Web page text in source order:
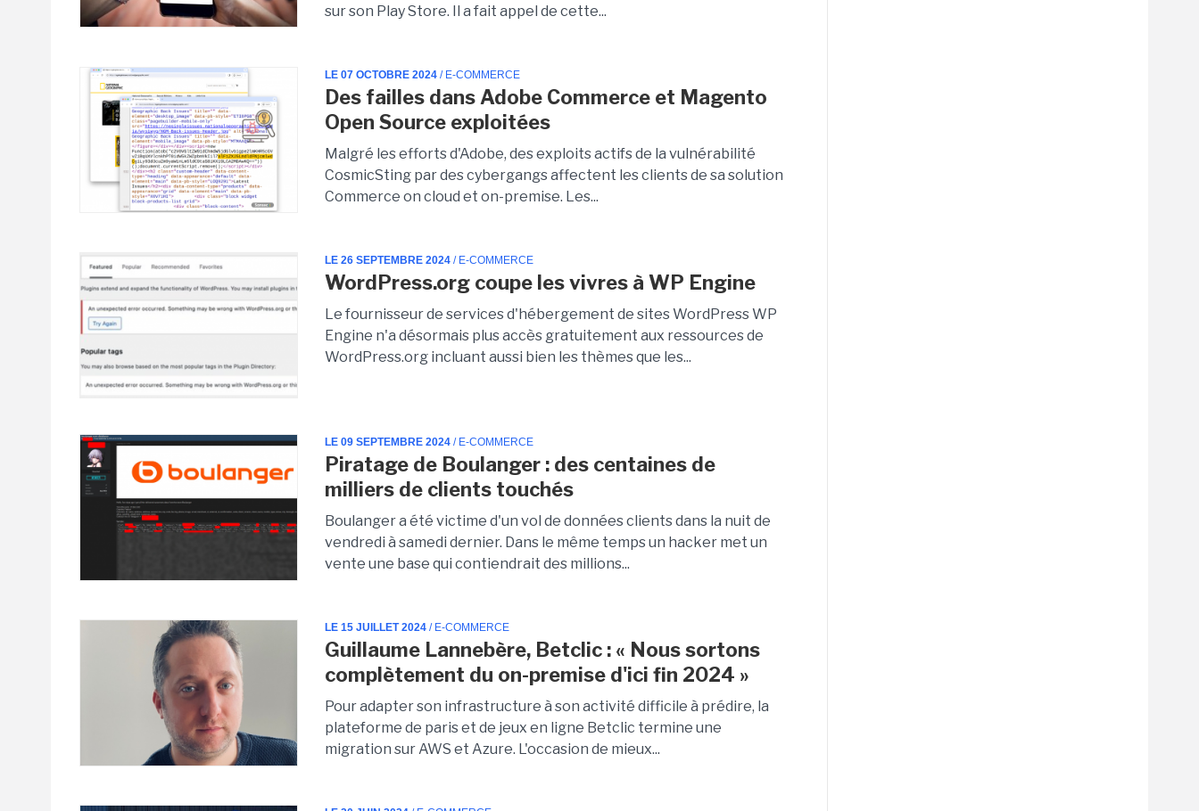
sur son Play Store. Il a fait appel de cette...
LE 07 OCTOBRE 2024 / E-COMMERCE
Des failles dans Adobe Commerce et Magento
Open Source exploitées
Malgré les efforts d'Adobe, des exploits actifs de la vulnérabilité
CosmicSting par des cybergangs affectent les clients de sa solution
Commerce on cloud et on-premise. Les...
LE 26 SEPTEMBRE 2024 / E-COMMERCE
WordPress.org coupe les vivres à WP Engine
Le fournisseur de services d'hébergement de sites WordPress WP
Engine n'a désormais plus accès gratuitement aux ressources de
WordPress.org incluant aussi bien les thèmes que les...
LE 09 SEPTEMBRE 2024 / E-COMMERCE
Piratage de Boulanger : des centaines de
milliers de clients touchés
Boulanger a été victime d'un vol de données clients dans la nuit de
vendredi à samedi dernier. Dans le même temps un hacker met un
vente une base qui contiendrait des millions...
LE 15 JUILLET 2024 / E-COMMERCE
Guillaume Lannebère, Betclic : « Nous sortons
complètement du on-premise d'ici fin 2024 »
Pour adapter son infrastructure à son activité difficile à prédire, la
plateforme de paris et de jeux en ligne Betclic termine une
migration sur AWS et Azure. L'occasion de mieux...